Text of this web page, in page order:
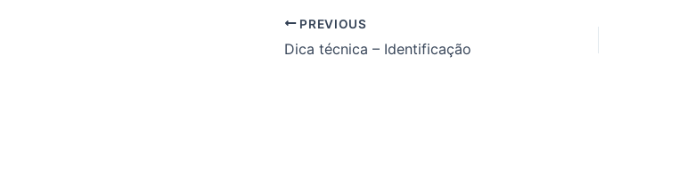
PREVIOUS
Dica técnica – Identificação